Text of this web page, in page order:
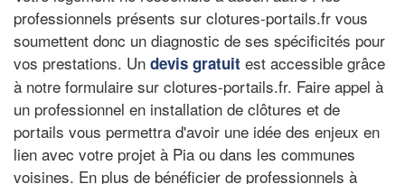
professionnels présents sur clotures-portails.fr vous
soumettent donc un diagnostic de ses spécificités pour
vos prestations. Un devis gratuit est accessible grâce
à notre formulaire sur clotures-portails.fr. Faire appel à
un professionnel en installation de clôtures et de
portails vous permettra d'avoir une idée des enjeux en
lien avec votre projet à Pia ou dans les communes
voisines. En plus de bénéficier de professionnels à